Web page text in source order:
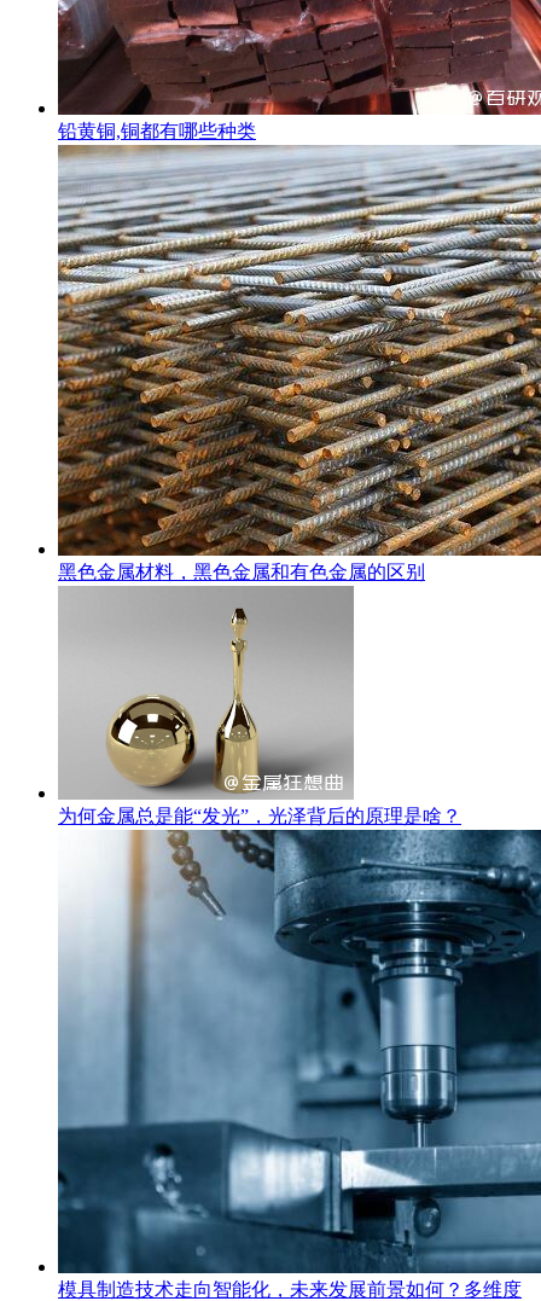
铅黄铜,铜都有哪些种类
黑色金属材料，黑色金属和有色金属的区别
为何金属总是能“发光”，光泽背后的原理是啥？
模具制造技术走向智能化，未来发展前景如何？多维度